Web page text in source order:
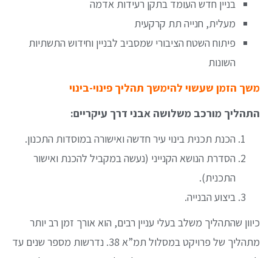
בניין חדש העומד בתקן רעידות אדמה
מעלית, חנייה תת קרקעית
פיתוח השטח הציבורי שמסביב לבניין וחידוש התשתיות
השונות
משך הזמן שעשוי להימשך תהליך פינוי-בינוי
התהליך מורכב משלושה אבני דרך עיקריים:
הכנת תכנית בינוי עיר חדשה ואישורה במוסדות התכנון.
הסדרת הנושא הקנייני (נעשה במקביל להכנת ואישור
התכנית).
ביצוע הבנייה.
כיוון שהתהליך משלב בעלי עניין רבים, הוא אורך זמן רב יותר
מתהליך של פרויקט במסלול תמ”א 38. נדרשות מספר שנים עד